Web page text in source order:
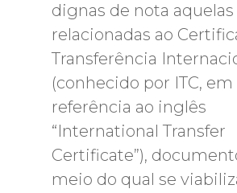
dignas de nota aquelas
relacionadas ao
Transferência
(conhecido por ITC, em
referência ao inglês
“International Transfer
Certificate”),
meio do qual se